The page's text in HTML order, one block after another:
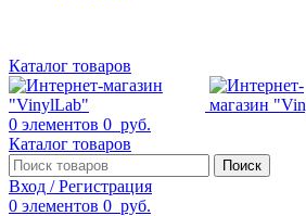
Каталог товаров
0 элементов 0 руб.
Каталог товаров
Поиск
Вход / Регистрация
0 элементов 0 руб.